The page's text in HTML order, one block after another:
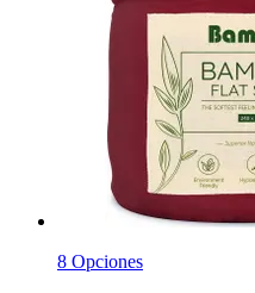
8 Opciones